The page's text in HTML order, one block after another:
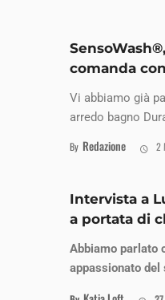
comanda
Vi abbiamo già
arredo bagno
By Redazione 2
Intervista a
a portata di
Abbiamo parlato
appassionato